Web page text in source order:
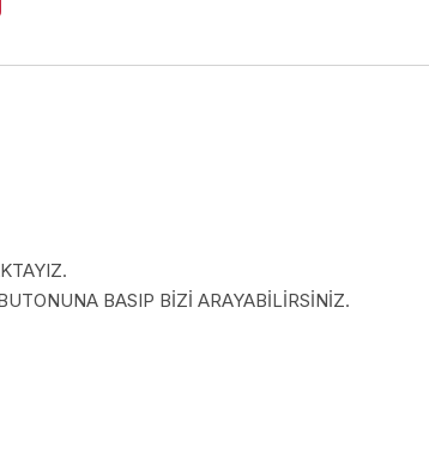
BASIP BİZİ ARAYABİLİRSİNİZ.